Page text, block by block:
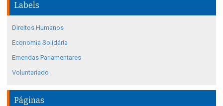
Labels
Direitos Humanos
Economia Solidária
Emendas Parlamentares
Voluntariado
Páginas